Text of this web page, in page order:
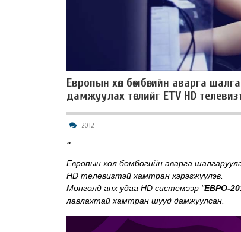
Европын хөл бөмбөгийн аварга
дамжуулах төслийг ETV HD
2012
“
Европын хөл бөмбөгийн аварга
HD телевизтэй хамтран хэрэгжүүлэв.
Монголд анх удаа HD системээр "ЕВРО-
лавлахтай хамтран шууд дамжуулсан.